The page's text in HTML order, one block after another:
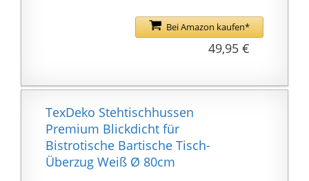
elastische und
dehnbare Stretch
2aa65f418cda81b4cc8a
b21d31d5485d622468fe
186bb3d} Polyester /
10{dda667bf4f245a2852
aa65f418cda81b4cc8ab
Bei Amazon kaufen*
49,95 €
TexDeko Stehtischhussen
Premium Blickdicht für
Bistrotische Bartische Tisch-
Überzug Weiß Ø 80cm